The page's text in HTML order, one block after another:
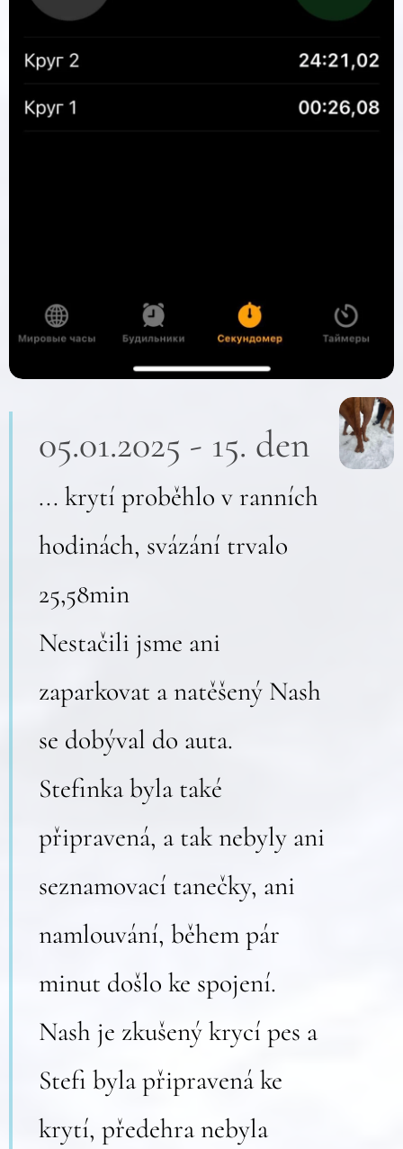
05.01.2025 - 15. den
... krytí proběhlo v ranních
hodinách, svázání trvalo
25,58min
Nestačili jsme ani
zaparkovat a natěšený Nash
se dobýval do auta.
Stefinka byla také
připravená, a tak nebyly ani
seznamovací tanečky, ani
namlouvání, během pár
minut došlo ke spojení.
Nash je zkušený krycí pes a
Stefi byla připravená ke
krytí, předehra nebyla